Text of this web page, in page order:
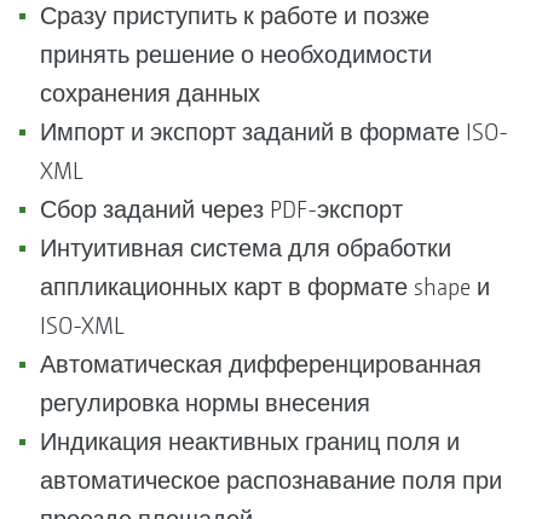
Сразу приступить к работе и позже
принять решение о необходимости
сохранения данных
Импорт и экспорт заданий в формате ISO-
XML
Сбор заданий через PDF-экспорт
Интуитивная система для обработки
аппликационных карт в формате shape и
ISO-XML
Автоматическая дифференцированная
регулировка нормы внесения
Индикация неактивных границ поля и
автоматическое распознавание поля при